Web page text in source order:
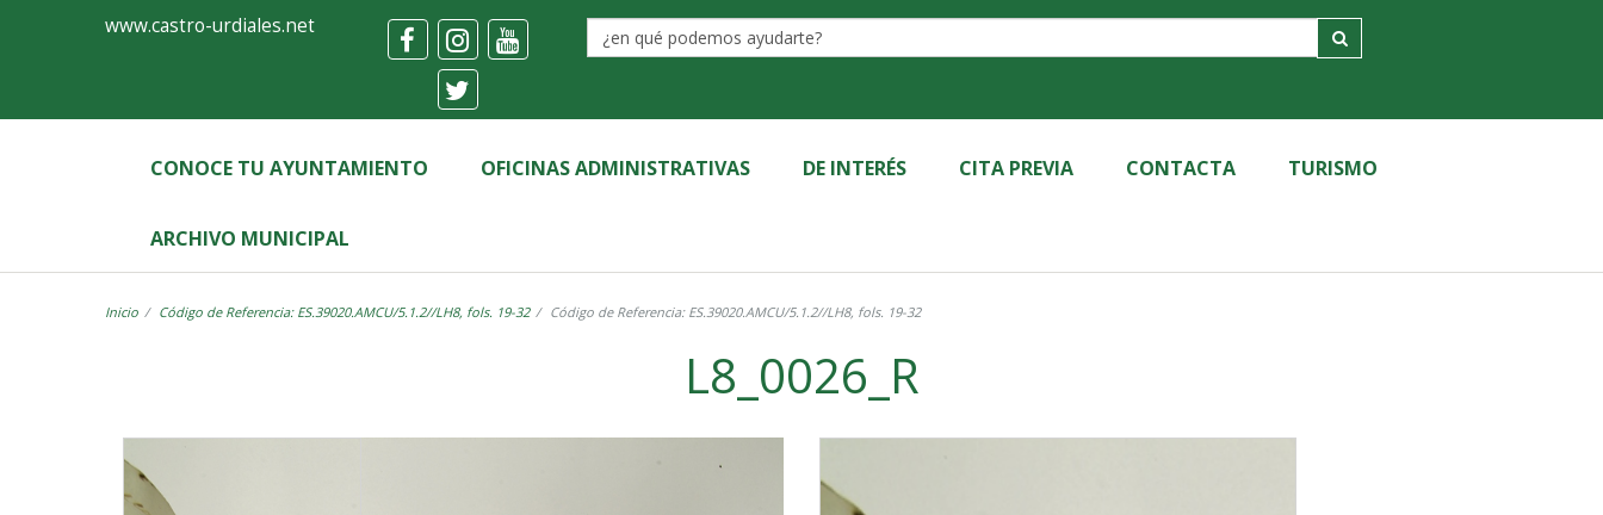
Ayuntamiento
Castro-
Urdiales
www.castro-urdiales.net
CONOCE TU AYUNTAMIENTO OFICINAS ADMINISTRATIVAS DE INTERÉS CITA PREVIA CONTACTA TURISMO
ARCHIVO MUNICIPAL
Inicio Código de Referencia: ES.39020.AMCU/5.1.2//LH8, fols. 19-32 Código de Referencia: ES.39020.AMCU/5.1.2//LH8, fols. 19-32
L8_0026_R